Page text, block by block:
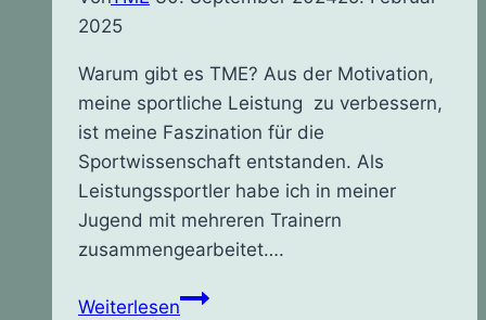
2025
Warum gibt es TME? Aus der Motivation,
meine sportliche Leistung zu verbessern,
ist meine Faszination für die
Sportwissenschaft entstanden. Als
Leistungssportler habe ich in meiner
Jugend mit mehreren Trainern
zusammengearbeitet….
WeiterlesenWarum?